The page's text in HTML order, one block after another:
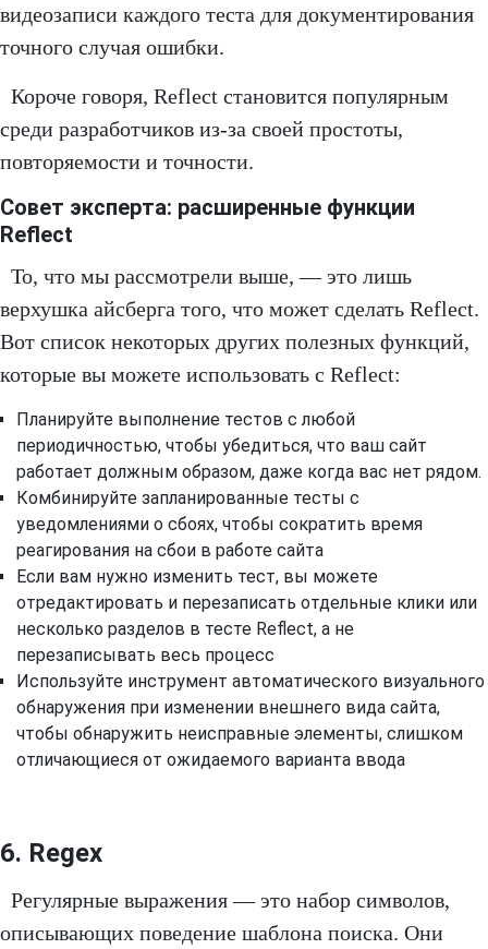
видеозаписи каждого теста для документирования
точного случая ошибки.
Короче говоря, Reflect становится популярным
среди разработчиков из-за своей простоты,
повторяемости и точности.
Совет эксперта: расширенные функции
Reflect
То, что мы рассмотрели выше, — это лишь
верхушка айсберга того, что может сделать Reflect.
Вот список некоторых других полезных функций,
которые вы можете использовать с Reflect:
Планируйте выполнение тестов с любой
периодичностью, чтобы убедиться, что ваш сайт
работает должным образом, даже когда вас нет рядом.
Комбинируйте запланированные тесты с
уведомлениями о сбоях, чтобы сократить время
реагирования на сбои в работе сайта
Если вам нужно изменить тест, вы можете
отредактировать и перезаписать отдельные клики или
несколько разделов в тесте Reflect, а не
перезаписывать весь процесс
Используйте инструмент автоматического визуального
обнаружения при изменении внешнего вида сайта,
чтобы обнаружить неисправные элементы, слишком
отличающиеся от ожидаемого варианта ввода
6. Regex
Регулярные выражения — это набор символов,
описывающих поведение шаблона поиска. Они